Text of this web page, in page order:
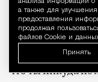
анализа информации о
а также для
предоставления
продолжая
файлов Cookie и
Принять
Проверяю
надо мной
угадывается гул
странно,
что ты никуда не